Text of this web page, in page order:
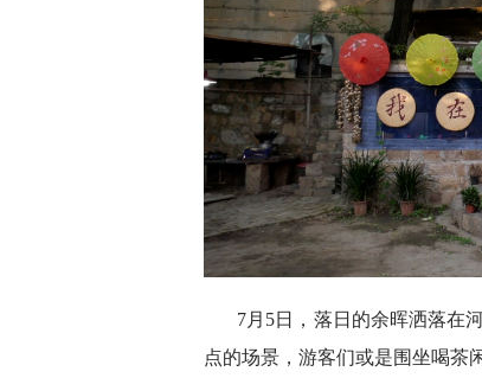
7月5日，落日的余晖洒落在
点的场景，游客们或是围坐喝茶